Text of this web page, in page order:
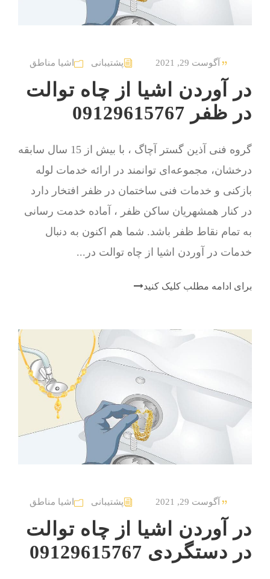
آگوست 29, 2021 پشتیبانی اشیا مناطق
در آوردن اشیا از چاه توالت
در ظفر 09129615767
گروه فنی آذین گستر آچاگ ، با بیش از 15 سال سابقه
درخشان، مجموعه‌ای توانمند در ارائه خدمات لوله
بازکنی و خدمات فنی ساختمان در ظفر افتخار دارد
در کنار همشهریان ساکن ظفر ، آماده خدمت رسانی
به تمام نقاط ظفر باشد. شما هم اکنون به دنبال
خدمات در آوردن اشیا از چاه توالت در...
برای ادامه مطلب کلیک کنید
آگوست 29, 2021 پشتیبانی اشیا مناطق
در آوردن اشیا از چاه توالت
در دستگردی 09129615767